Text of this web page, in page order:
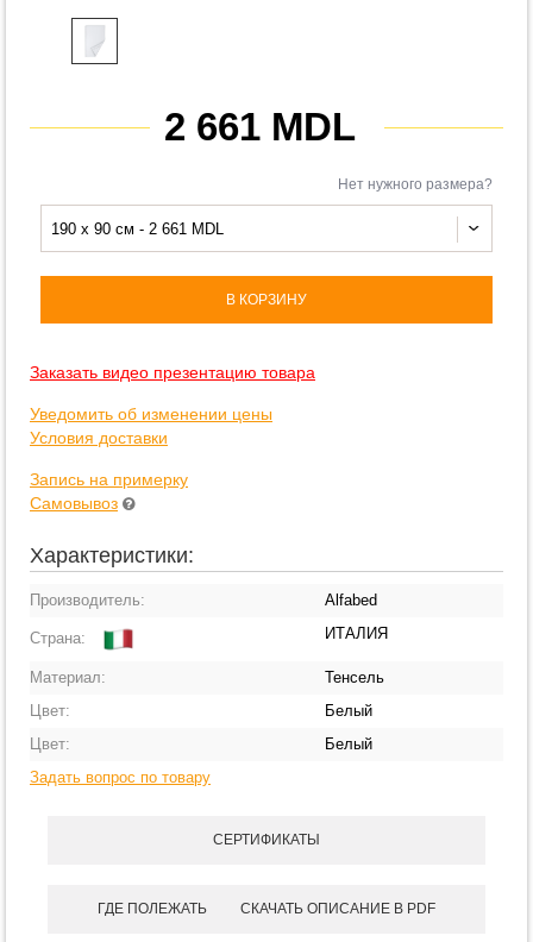
2 661 MDL
Нет нужного размера?
190 x 90 см - 2 661 MDL
В КОРЗИНУ
Заказать видео презентацию товара
Уведомить об изменении цены
Условия доставки
Запись на примерку
Самовывоз
Характеристики:
Производитель: Alfabed
Страна: ИТАЛИЯ
Материал:
Тенсель
Цвет:
Белый
Цвет:
Белый
Задать вопрос по товару
СЕРТИФИКАТЫ
ГДЕ ПОЛЕЖАТЬ СКАЧАТЬ ОПИСАНИЕ В PDF